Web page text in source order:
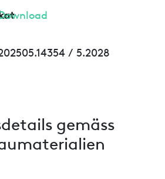
/ 5.2028
gemäss